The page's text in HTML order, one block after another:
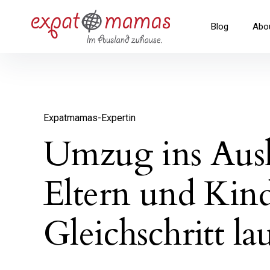
überspringenExpatmamas – im AuslandBlog
Expatmamas-Expertin
Umzug ins
Eltern und
Gleichschritt